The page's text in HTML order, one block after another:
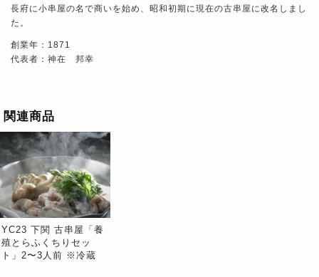
長府に小串屋の名で商いを始め、昭和初期に現在の古串屋に改名しまし
た。
創業年：1871
代表者：神在 邦幸
関連商品
YC23 下関 古串屋「養
殖とらふくちりセッ
ト」2〜3人前 ※冷蔵